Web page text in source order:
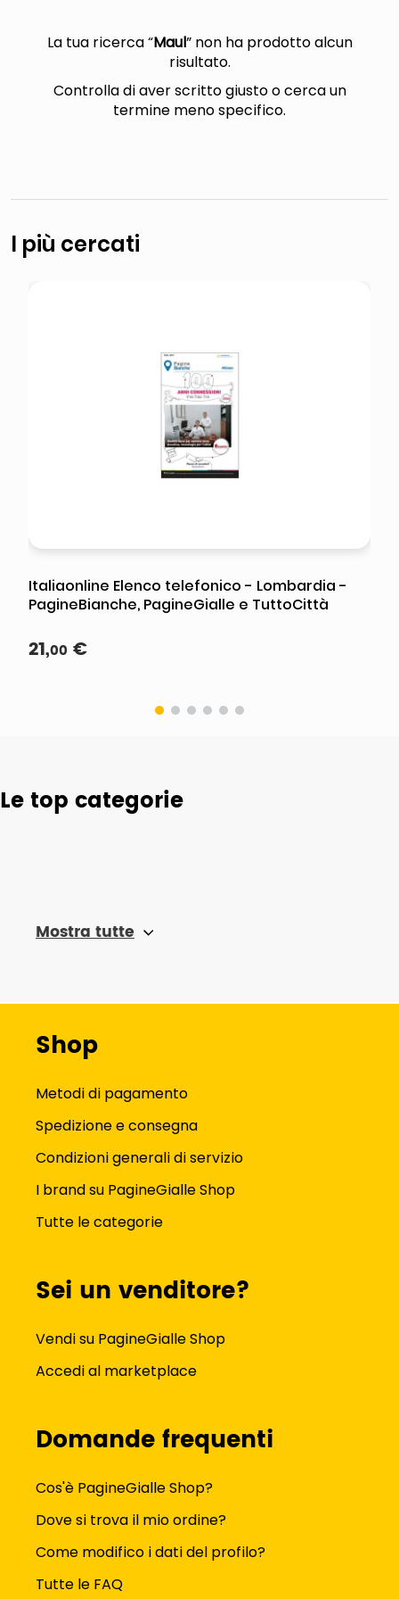
pattumiera raccolta differenziata
elenco telefonico
La tua ricerca “Maul” non ha prodotto alcun
risultato.
Controlla di aver scritto giusto o cerca un
termine meno specifico.
I più cercati
Italiaonline Elenco telefonico - Lombardia -
PagineBianche, PagineGialle e TuttoCittà
21,00 €
Le top categorie
Mostra tutte
Shop
Metodi di pagamento
Spedizione e consegna
Condizioni generali di servizio
I brand su PagineGialle Shop
Tutte le categorie
Sei un venditore?
Vendi su PagineGialle Shop
Accedi al marketplace
Domande frequenti
Cos'è PagineGialle Shop?
Dove si trova il mio ordine?
Come modifico i dati del profilo?
Tutte le FAQ